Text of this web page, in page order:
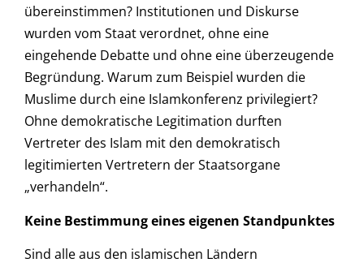
übereinstimmen? Institutionen und Diskurse
wurden vom Staat verordnet, ohne eine
eingehende Debatte und ohne eine überzeugende
Begründung. Warum zum Beispiel wurden die
Muslime durch eine Islamkonferenz privilegiert?
Ohne demokratische Legitimation durften
Vertreter des Islam mit den demokratisch
legitimierten Vertretern der Staatsorgane
„verhandeln“.
Keine Bestimmung eines eigenen Standpunktes
Sind alle aus den islamischen Ländern